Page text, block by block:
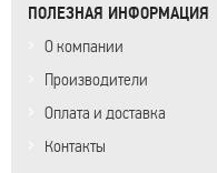
ПОЛЕЗНАЯ ИНФОРМАЦИЯ
О компании
Производители
Оплата и доставка
Контакты